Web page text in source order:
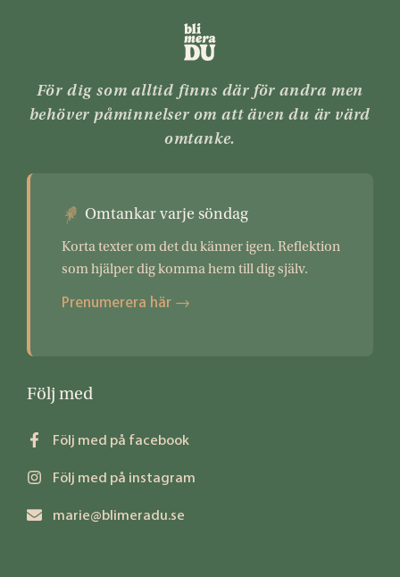
För dig som alltid finns där för andra men
behöver påminnelser om att även du är värd
omtanke.
Omtankar varje söndag
Korta texter om det du känner igen. Reflektion
som hjälper dig komma hem till dig själv.
Prenumerera här →
Följ med
Följ med på facebook
Följ med på instagram
marie@blimeradu.se